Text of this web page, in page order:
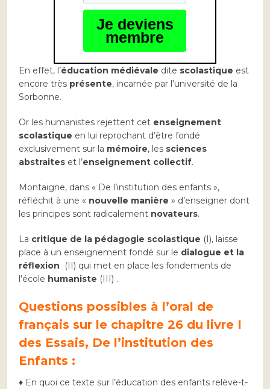
Je deviens
membre
En effet, l’éducation médiévale dite scolastique est
encore très présente, incarnée par l’université de la
Sorbonne.
Or les humanistes rejettent cet enseignement
scolastique en lui reprochant d’être fondé
exclusivement sur la mémoire, les sciences
abstraites et l’enseignement collectif.
Montaigne, dans « De l’institution des enfants »,
réfléchit à une « nouvelle manière » d’enseigner dont
les principes sont radicalement novateurs.
La critique de la pédagogie scolastique (I), laisse
place à un enseignement fondé sur le dialogue et la
réflexion (II) qui met en place les fondements de
l’école humaniste (III) .
Questions possibles à l’oral de
français sur le chapitre 26 du livre I
des Essais, De l’institution des
Enfants :
♦ En quoi ce texte sur l’éducation des enfants relève-t-